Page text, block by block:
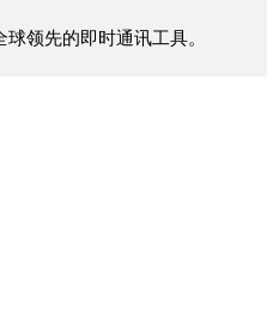
领先的即时通讯工具。